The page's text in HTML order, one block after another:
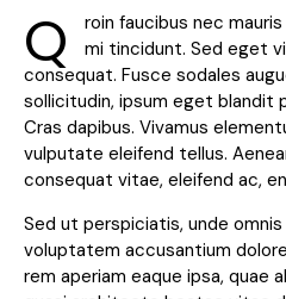
Q
roin faucibus nec
mi tincidunt. Sed eget
consequat. Fusce sodales
sollicitudin, ipsum eget blandit
Cras dapibus. Vivamus
vulputate eleifend tellus.
consequat vitae, eleifend ac,
Sed ut perspiciatis, unde
voluptatem accusantium
rem aperiam eaque ipsa, quae